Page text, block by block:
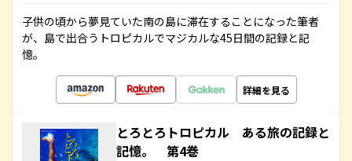
子供の頃から夢見ていた南の島に滞在することになった筆者
が、島で出合うトロピカルでマジカルな45日間の記録と記
憶。
詳細を見る
とろとろトロピカル ある旅の記録と
記憶。 第4巻